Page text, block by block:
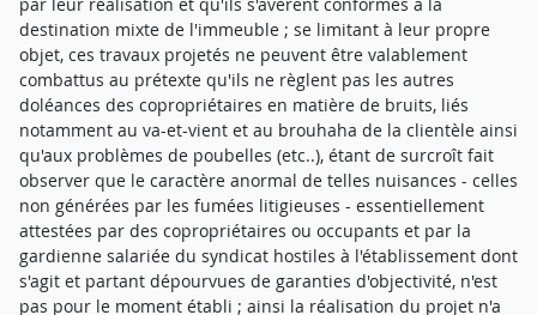
destination mixte de l'immeuble ; se limitant à leur propre
objet, ces travaux projetés ne peuvent être valablement
combattus au prétexte qu'ils ne règlent pas les autres
doléances des copropriétaires en matière de bruits, liés
notamment au va-et-vient et au brouhaha de la clientèle ainsi
qu'aux problèmes de poubelles (etc..), étant de surcroît fait
observer que le caractère anormal de telles nuisances - celles
non générées par les fumées litigieuses - essentiellement
attestées par des copropriétaires ou occupants et par la
gardienne salariée du syndicat hostiles à l'établissement dont
s'agit et partant dépourvues de garanties d'objectivité, n'est
pas pour le moment établi ; ainsi la réalisation du projet n'a